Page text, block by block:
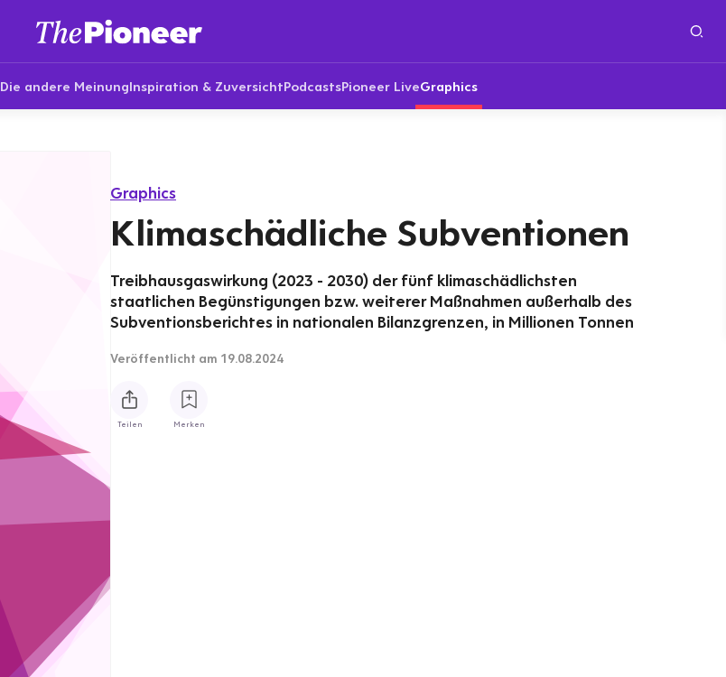
Die andere MeinungInspiration & ZuversichtPodcastsPioneer LiveGraphics
Graphics
Klimaschädliche Subventionen
Treibhausgaswirkung (2023 - 2030) der fünf klimaschädlichsten
staatlichen Begünstigungen bzw. weiterer Maßnahmen außerhalb des
Subventionsberichtes in nationalen Bilanzgrenzen, in Millionen Tonnen
Veröffentlicht am 19.08.2024
Teilen Merken